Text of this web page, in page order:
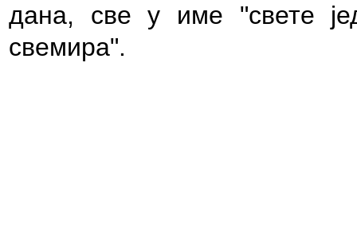
дана, све у име "свете
свемира".